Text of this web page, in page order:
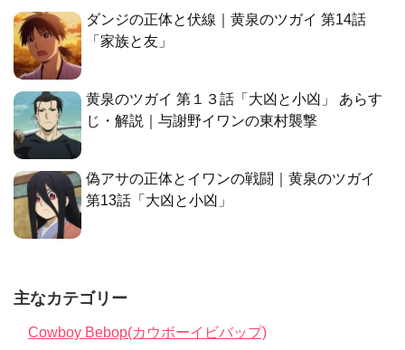
ダンジの正体と伏線｜黄泉のツガイ 第14話
「家族と友」
黄泉のツガイ 第１３話「大凶と小凶」 あらす
じ・解説｜与謝野イワンの東村襲撃
偽アサの正体とイワンの戦闘｜黄泉のツガイ
第13話「大凶と小凶」
主なカテゴリー
Cowboy Bebop(カウボーイビバップ)